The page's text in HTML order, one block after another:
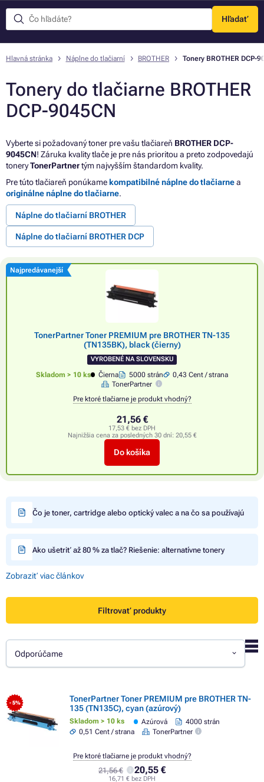
Hľadať
Menu
Hlavná stránka Náplne do tlačiarní BROTHER Tonery BROTHER DCP-
Tonery do tlačiarne BROTHER
DCP-9045CN
Vyberte si požadovaný toner pre vašu tlačiareň BROTHER DCP-
9045CN! Záruka kvality tlače je pre nás prioritou a preto zodpovedajú
toneryTonerPartnertým najvyšším štandardom kvality.
Pre túto tlačiareň ponúkame kompatibilné náplne do tlačiarnea
originálne náplne do tlačiarne.
Náplne do tlačiarní BROTHER
Náplne do tlačiarní BROTHER DCP
Najpredávanejší
TonerPartner Toner PREMIUM pre BROTHER TN-135
(TN135BK), black (čierny)
VYROBENÉ NA SLOVENSKU
Skladom > 10 ks Čierna 5000 strán
0,43 Cent / strana
TonerPartner
Pre ktoré tlačiarne je produkt vhodný?
21,56 €
17,53 € bez DPH
Najnižšia cena za posledných 30 dní: 20,55 €
Do košíka
Čo je toner, cartridge alebo optický valec a na čo sa používajú
Ako ušetriť až 80 % za tlač? Riešenie: alternatívne tonery
Zobraziť viac článkov
Filtrovať produkty
Odporúčame
- 5%
TonerPartner Toner PREMIUM pre BROTHER TN-
135 (TN135C), cyan (azúrový)
Skladom > 10 ks Azúrová
4000 strán
0,51 Cent / strana
TonerPartner
21,56 € 20,55 €
16,71 € bez DPH
Pre ktoré tlačiarne je produkt vhodný?